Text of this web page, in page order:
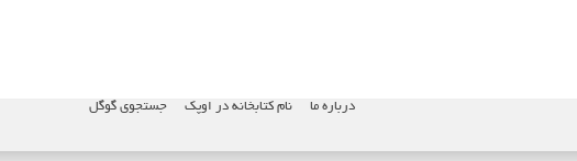
درباره ما نام کتابخانه در اوپک جستجوی گوگل